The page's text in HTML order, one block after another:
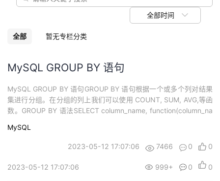
发
学
堂
我
Programs
的
持
我
的
我
全部时间
全部 暂无专栏分类
MySQL GROUP BY 语句
MySQL GROUP BY 语句GROUP BY 语句根据一个或多个列对结果
集进行分组。在分组的列上我们可以使用 COUNT, SUM, AVG,等函
数。GROUP BY 语法SELECT column_name, function(column_na
UP BY column_name...
MySQL
2023-05-12 17:07:06 7466 0 0
2023-05-12 17:07:06 999+ 0 0